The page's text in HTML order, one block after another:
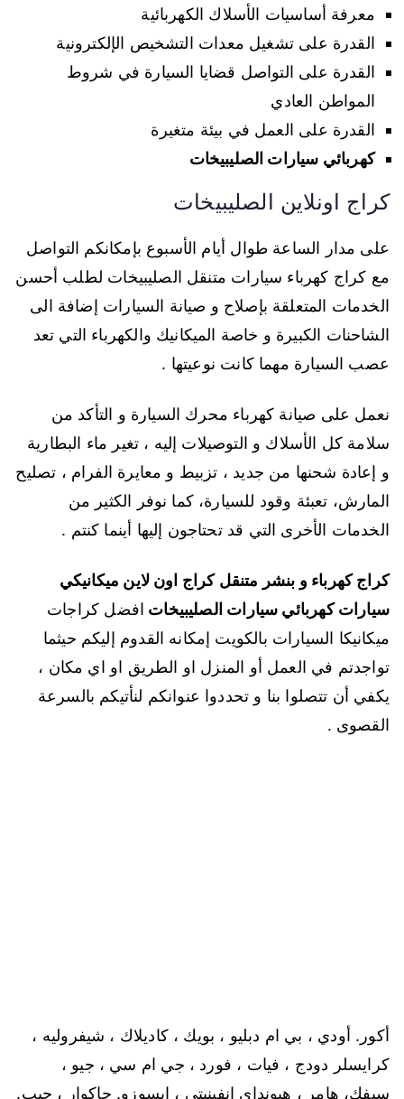
معرفة أساسيات الأسلاك الكهربائية
القدرة على تشغيل معدات التشخيص الإلكترونية
القدرة على التواصل قضايا السيارة في شروط
المواطن العادي
القدرة على العمل في بيئة متغيرة
كهربائي سيارات الصليبيخات
كراج اونلاين الصليبيخات
على مدار الساعة طوال أيام الأسبوع بإمكانكم التواصل
مع كراج كهرباء سيارات متنقل الصليبيخات لطلب أحسن
الخدمات المتعلقة بإصلاح و صيانة السيارات إضافة الى
الشاحنات الكبيرة و خاصة الميكانيك والكهرباء التي تعد
عصب السيارة مهما كانت نوعيتها .
نعمل على صيانة كهرباء محرك السيارة و التأكد من
سلامة كل الأسلاك و التوصيلات إليه ، تغير ماء البطارية
و إعادة شحنها من جديد ، تزبيط و معايرة الفرام ، تصليح
المارش، تعبئة وقود للسيارة، كما نوفر الكثير من
الخدمات الأخرى التي قد تحتاجون إليها أينما كنتم .
كراج كهرباء و بنشر متنقل كراج اون لاين ميكانيكي
سيارات كهربائي سيارات الصليبيخات افضل كراجات
ميكانيكا السيارات بالكويت إمكانه القدوم إليكم حيثما
تواجدتم في العمل أو المنزل او الطريق او اي مكان ،
يكفي أن تتصلوا بنا و تحددوا عنوانكم لنأتيكم بالسرعة
القصوى .
أكور. أودي ، بي ام دبليو ، بويك ، كاديلاك ، شيفروليه ،
كرايسلر دودج ، فيات ، فورد ، جي ام سي ، جيو ،
سيفك، هامر ، هيونداي إنفينيتي ، إيسوزو. جاكوار ، جيب.